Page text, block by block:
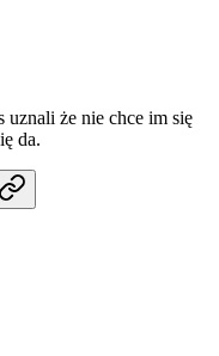
uznali że nie chce im się
da.